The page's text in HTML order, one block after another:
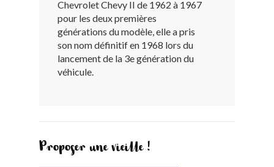
BONJOURLAVIEILLE ?
MODÈLES ET MARQUES
Chevrolet Chevy II de 1962 à 1967
pour les deux premières
générations du modèle, elle a pris
son nom définitif en 1968 lors du
lancement de la 3e génération du
véhicule.
Proposer une vieille !